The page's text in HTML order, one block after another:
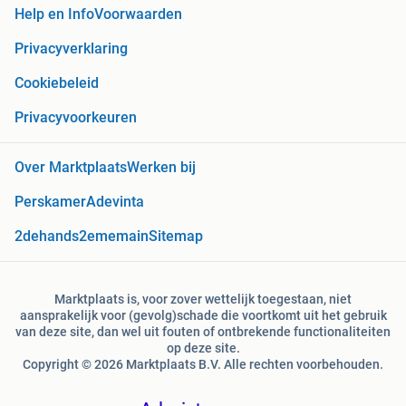
Help en InfoVoorwaarden
Privacyverklaring
Cookiebeleid
Privacyvoorkeuren
Over MarktplaatsWerken bij
PerskamerAdevinta
2dehands2ememainSitemap
Marktplaats is, voor zover wettelijk toegestaan, niet
aansprakelijk voor (gevolg)schade die voortkomt uit het gebruik
van deze site, dan wel uit fouten of ontbrekende functionaliteiten
op deze site.
Copyright © 2026 Marktplaats B.V. Alle rechten voorbehouden.